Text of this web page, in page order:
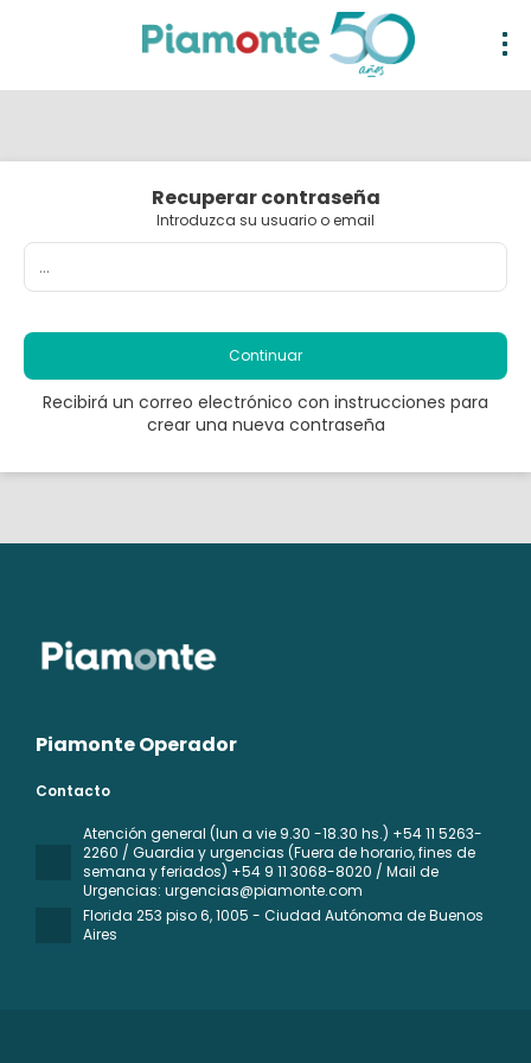
Recuperar contraseña
Introduzca su usuario o email
Continuar
Recibirá un correo electrónico con instrucciones para
crear una nueva contraseña
Piamonte Operador
Contacto
Atención general (lun a vie 9.30 -18.30 hs.) +54 11 5263-
2260 / Guardia y urgencias (Fuera de horario, fines de
semana y feriados) +54 9 11 3068-8020 / Mail de
Urgencias: urgencias@piamonte.com
Florida 253 piso 6, 1005 - Ciudad Autónoma de Buenos
Aires